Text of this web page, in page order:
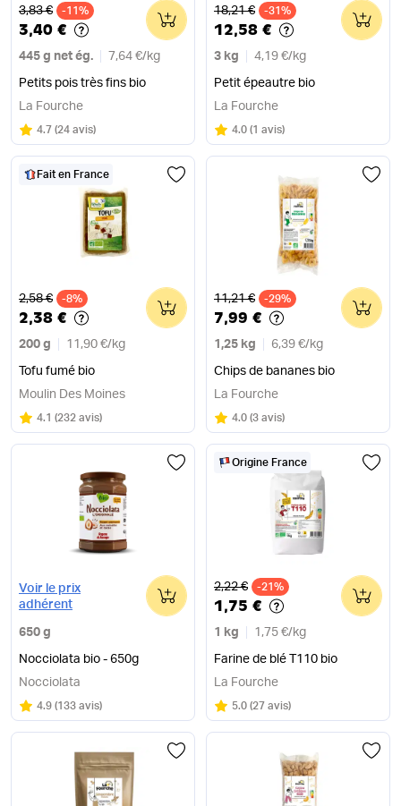
Ancien prix
3,83 € -11%
3,40 €
445 g net ég. 7,64 €/ kg
Petits pois très fins bio
0
La Fourche
Note
4.7 sur 5
(24 avis)
Ancien prix
18,21 € -31%
12,58 €
3 kg 4,19 €/ kg
Petit épeautre bio
0
La Fourche
Note
4.0 sur 5
(1 avis)
Fait en France
Ancien prix
2,58 € -8%
2,38 €
200 g 11,90 €/ kg
Tofu fumé bio
0
Moulin Des Moines
Note
4.1 sur 5
(232 avis)
Ancien prix
11,21 € -29%
7,99 €
1,25 kg 6,39 €/ kg
Chips de bananes bio
0
La Fourche
Note
4.0 sur 5
(3 avis)
Voir le prix
adhérent
650 g
Nocciolata bio - 650g
0
Nocciolata
Note
4.9 sur 5
(133 avis)
Origine France
Ancien prix
2,22 € -21%
1,75 €
1 kg 1,75 €/ kg
Farine de blé T110 bio
0
La Fourche
Note
5.0 sur 5
(27 avis)